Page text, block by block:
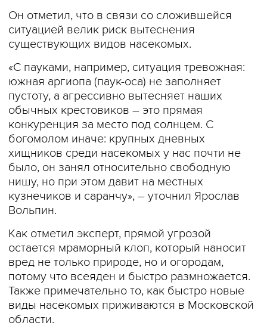
Он отметил, что в связи со сложившейся
ситуацией велик риск вытеснения
существующих видов насекомых.
«С пауками, например, ситуация тревожная:
южная аргиопа (паук-оса) не заполняет
пустоту, а агрессивно вытесняет наших
обычных крестовиков – это прямая
конкуренция за место под солнцем. С
богомолом иначе: крупных дневных
хищников среди насекомых у нас почти не
было, он занял относительно свободную
нишу, но при этом давит на местных
кузнечиков и саранчу», – уточнил Ярослав
Вольпин.
Как отметил эксперт, прямой угрозой
остается мраморный клоп, который наносит
вред не только природе, но и огородам,
потому что всеяден и быстро размножается.
Также примечательно то, как быстро новые
виды насекомых приживаются в Московской
области.